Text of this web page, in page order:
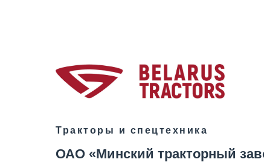
Тракторы и спецтехника
ОАО «Минский тракторный